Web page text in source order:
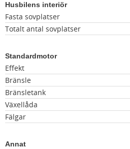
Husbilens interiör
Fasta sovplatser
Totalt antal sovplatser
Standardmotor
Effekt
Bränsle
Bränsletank
Växellåda
Fälgar
Annat